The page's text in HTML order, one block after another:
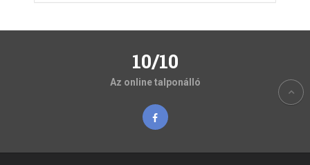
10/10
Az online talponálló